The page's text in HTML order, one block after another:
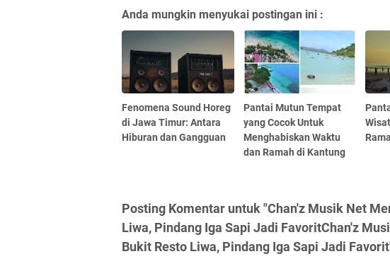
Anda mungkin menyukai postingan ini :
Fenomena Sound Horeg
di Jawa Timur: Antara
Hiburan dan Gangguan
Pantai Mutun Tempat
yang Cocok Untuk
Menghabiskan Waktu
dan Ramah di Kantung
Posting Komentar untuk "Chan'z Musik Net
Liwa, Pindang Iga Sapi Jadi FavoritChan'z
Bukit Resto Liwa, Pindang Iga Sapi Jadi